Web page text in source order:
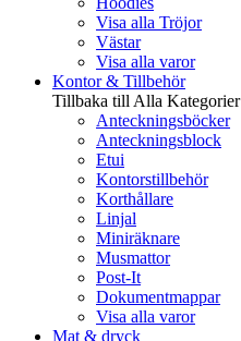
Visa alla Tröjor
Västar
Visa alla varor
Kontor & Tillbehör
Tillbaka till Alla Kategorier
Anteckningsböcker
Anteckningsblock
Etui
Kontorstillbehör
Korthållare
Linjal
Miniräknare
Musmattor
Post-It
Dokumentmappar
Visa alla varor
Mat & dryck